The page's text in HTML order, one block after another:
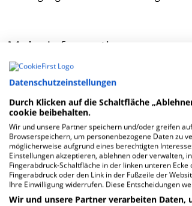
Mehr Informationen
Hier ﬁnden Sie häuﬁg gestellte Fragen zu
Wie lautet die Adresse von MVZ
Chapeaurougeweg 29
20535 Hamburg
Datenschutzeinstellungen
Durch Klicken auf die Schaltfläche
cookie beibehalten.
Wir und unsere Partner speichern und/oder greifen
Browserspeichern, um personenbezogene Daten zu
möglicherweise aufgrund eines berechtigten
Einstellungen akzeptieren, ablehnen oder verwalten,
Fingerabdruck-Schaltfläche in der linken unteren
Fingerabdruck oder den Link in der Fußzeile der
Ihre Einwilligung widerrufen. Diese Entscheidungen
Wir und unsere Partner verarbeiten Daten,